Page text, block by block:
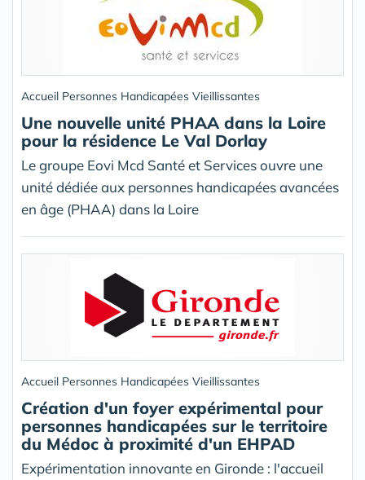
Accueil Personnes Handicapées Vieillissantes
Une nouvelle unité PHAA dans la Loire
pour la résidence Le Val Dorlay
Le groupe Eovi Mcd Santé et Services ouvre une
unité dédiée aux personnes handicapées avancées
en âge (PHAA) dans la Loire
Accueil Personnes Handicapées Vieillissantes
Création d'un foyer expérimental pour
personnes handicapées sur le territoire
du Médoc à proximité d'un EHPAD
Expérimentation innovante en Gironde : l'accueil